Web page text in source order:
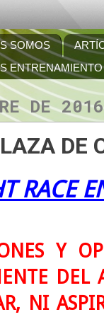
SOMOS
ENTRENAMIENTO
DE 2016
DE
RACE
Y
NI